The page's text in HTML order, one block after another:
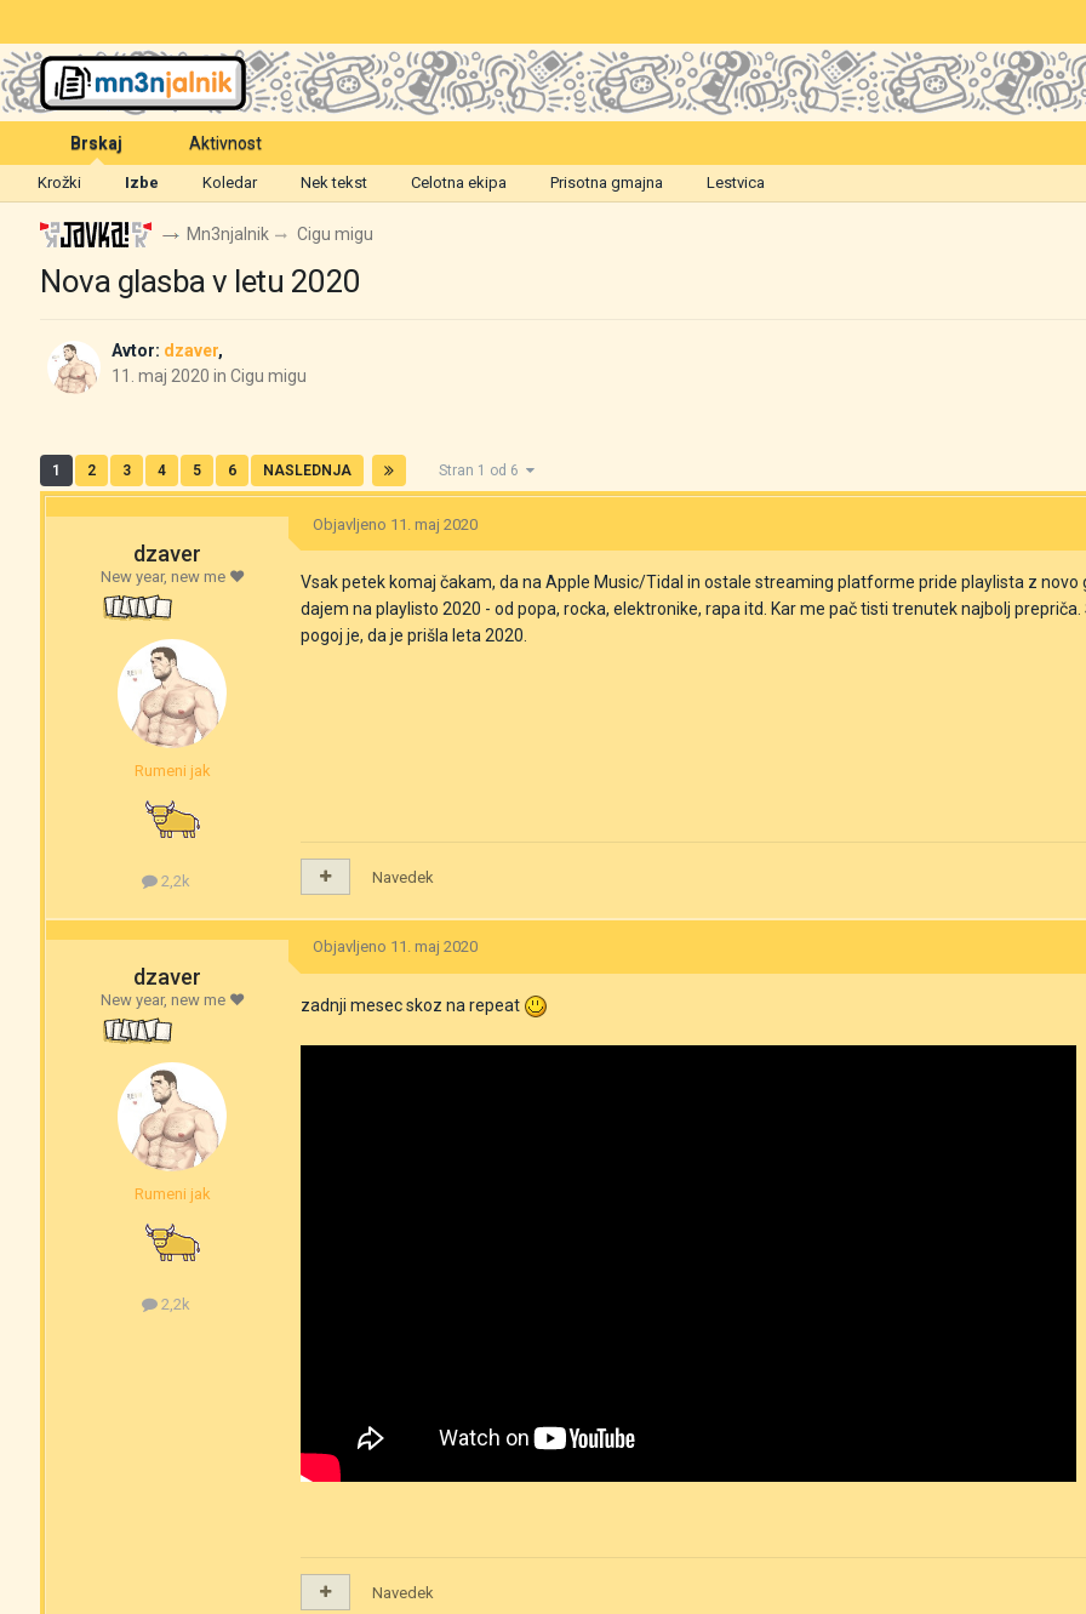
Brskaj
Krožki Izbe Koledar Nek tekst Celotna ekipa Prisotna gmajna Lestvica
Aktivnost
Mn3njalnik Cigu migu
Nova glasba v letu 2020
Avtor: dzaver,
11. maj 2020 inCigu migu
1 2 3 4 5 6 NASLEDNJA Stran 1 od 6
dzaver
New year, new me ❤️
Rumeni jak
2,2k
Objavljeno 11. maj 2020
Vsak petek komaj čakam, da na Apple Music/Tidal in ostale streaming platforme pride playlista z novo
dajem na playlisto 2020 - od popa, rocka, elektronike, rapa itd. Kar me pač tisti trenutek najbolj
pogoj je, da je prišla leta 2020.
Navedek
dzaver
New year, new me ❤️
Rumeni jak
2,2k
Objavljeno 11. maj 2020
zadnji mesec skoz na repeat
Navedek